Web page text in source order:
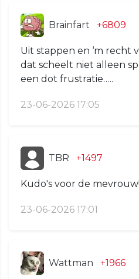
Brainfart +6809
Uit stappen en ‘m recht
dat scheelt niet alleen
een dot frustratie…..
23-06-2026 17:05
TBR +1497
Kudo's voor de
23-06-2026 17:01
Wattman +1966